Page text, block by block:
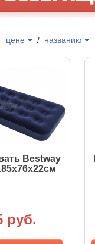
цене / названию
Bestway
руб.